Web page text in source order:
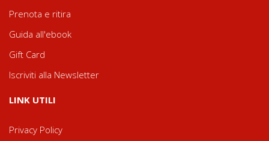
Prenota e ritira
Guida all'ebook
Gift Card
Iscriviti alla Newsletter
LINK UTILI
Privacy Policy